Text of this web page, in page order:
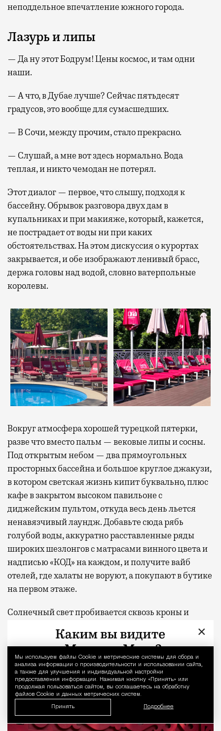
Уведомление
Мы используем файлы Сookie и метрические системы для сбора и
анализа информации о производительности и использовании сайта,
а также для улучшения и индивидуальной настройки
предоставления информации. Нажимая кнопку «Принять» или
продолжая пользоваться сайтом, вы соглашаетесь на обработку
файлов Cookie и данных метрических систем.
Принять Подробнее
неподдельное впечатление южного города.
Лазурь и липы
— Да ну этот Бодрум! Цены космос, и там одни
наши.
— А что, в Дубае лучше? Сейчас пятьдесят
градусов, это вообще для сумасшедших.
— В Сочи, между прочим, стало прекрасно.
— Слушай, а мне вот здесь нормально. Вода
теплая, и никто чемодан не потерял.
Этот диалог — первое, что слышу, подходя к
бассейну. Обрывок разговора двух дам в
купальниках и при макияже, который, кажется,
не пострадает от воды ни при каких
обстоятельствах. На этом дискуссия о курортах
закрывается, и обе изображают ленивый брасс,
держа головы над водой, словно ватерпольные
королевы.
Вокруг атмосфера хорошей турецкой пятерки,
разве что вместо пальм — вековые липы и сосны.
Под открытым небом — два прямоугольных
просторных бассейна и большое круглое джакузи,
в котором светская жизнь кипит буквально, плюс
кафе в закрытом высоком павильоне с
диджейским пультом, откуда весь день льется
ненавязчивый лаундж. Добавьте сюда рябь
голубой воды, аккуратно расставленные ряды
широких шезлонгов с матрасами винного цвета и
надписью «КОД» на каждом, и получите вайб
отелей, где халаты не воруют, а покупают в бутике
на первом этаже.
Солнечный свет пробивается сквозь кроны и
эффект отвечает ландшафтный дизайнер, здесь
справляется сокольнический лес. Пахнет хвоей,
водой и немного шашлыком из соседних беседок
— микс, который ни один пятизвездочный отель
не воспроизводит.
×